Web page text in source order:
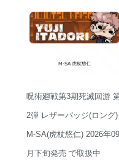
呪術廻戦第3期死滅回游
2弾 レザーバッジ(ロング)
M-SA(虎杖悠仁) 2026年09
月下旬発売 で取扱中